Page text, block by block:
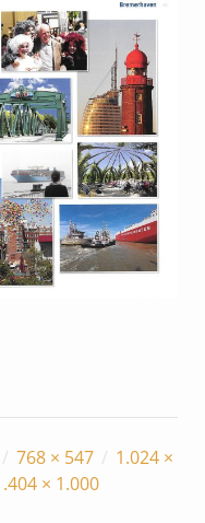
/ 768 × 547 / 1.024 ×
× 1.000